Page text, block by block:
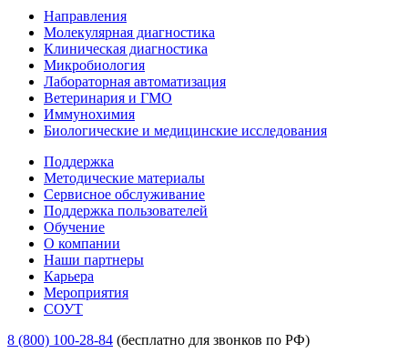
Направления
Молекулярная диагностика
Клиническая диагностика
Микробиология
Лабораторная автоматизация
Ветеринария и ГМО
Иммунохимия
Биологические и медицинские исследования
Поддержка
Методические материалы
Сервисное обслуживание
Поддержка пользователей
Обучение
О компании
Наши партнеры
Карьера
Мероприятия
СОУТ
8 (800) 100-28-84 (бесплатно для звонков по РФ)